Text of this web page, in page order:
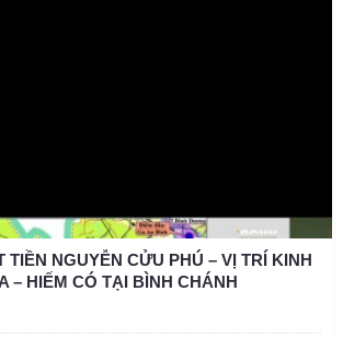
TIỀN NGUYỄN CỬU PHÚ – VỊ TRÍ KINH
– HIẾM CÓ TẠI BÌNH CHÁNH